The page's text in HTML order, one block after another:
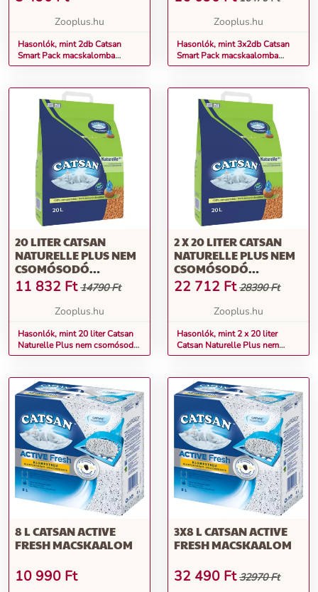
Zooplus.hu
Hasonlók, mint 2db Catsan
Smart Pack macskalomba
rakható alátét
Zooplus.hu
Hasonlók, mint 3x2db Catsan
Smart Pack macskaalomba
rakható alátét
20 LITER CATSAN
NATURELLE PLUS NEM
CSOMÓSODÓ
MACSKAALOM
11 832 Ft 14790 Ft
Zooplus.hu
Hasonlók, mint 20 liter Catsan
Naturelle Plus nem csomósodó
macskaalom
2 X 20 LITER CATSAN
NATURELLE PLUS NEM
CSOMÓSODÓ
MACSKAALOM
22 712 Ft 28390 Ft
Zooplus.hu
Hasonlók, mint 2 x 20 liter
Catsan Naturelle Plus nem
csomósodó macskaalom
8 L CATSAN ACTIVE
FRESH MACSKAALOM
10 990 Ft
3X8 L CATSAN ACTIVE
FRESH MACSKAALOM
32 490 Ft 32970 Ft